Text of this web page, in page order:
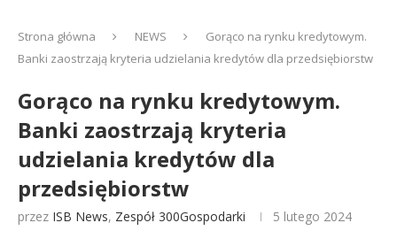
Strona główna NEWS
Gorąco na rynku kredytowym.
Banki zaostrzają kryteria udzielania kredytów dla przedsiębiorstw
Gorąco na rynku kredytowym.
Banki zaostrzają kryteria
udzielania kredytów dla
przedsiębiorstw
przez ISB News, Zespół 300Gospodarki 5 lutego 2024